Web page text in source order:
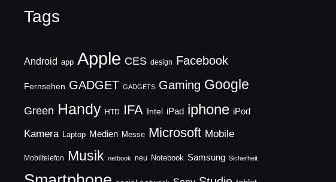
Tags
Android app Apple CES design Facebook
Fernsehen GADGET GADGETS Gaming Google
Green Handy HTD IFA Intel iPad iphone iPod
Kamera Laptop Medien Messe Microsoft Mobile
Mobiltelefon Musik netbook neu Notebook Samsung Sicherheit